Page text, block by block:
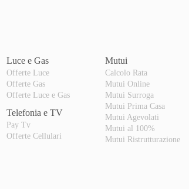
Luce e Gas
Offerte Luce
Offerte Gas
Offerte Luce e Gas
Telefonia e TV
Pay Tv
Offerte Cellulari
Mutui
Calcolo Rata
Mutui Online
Mutui Surroga
Mutui Prima Casa
Mutui Agevolati
Mutui al 100%
Mutui Ristrutturazione